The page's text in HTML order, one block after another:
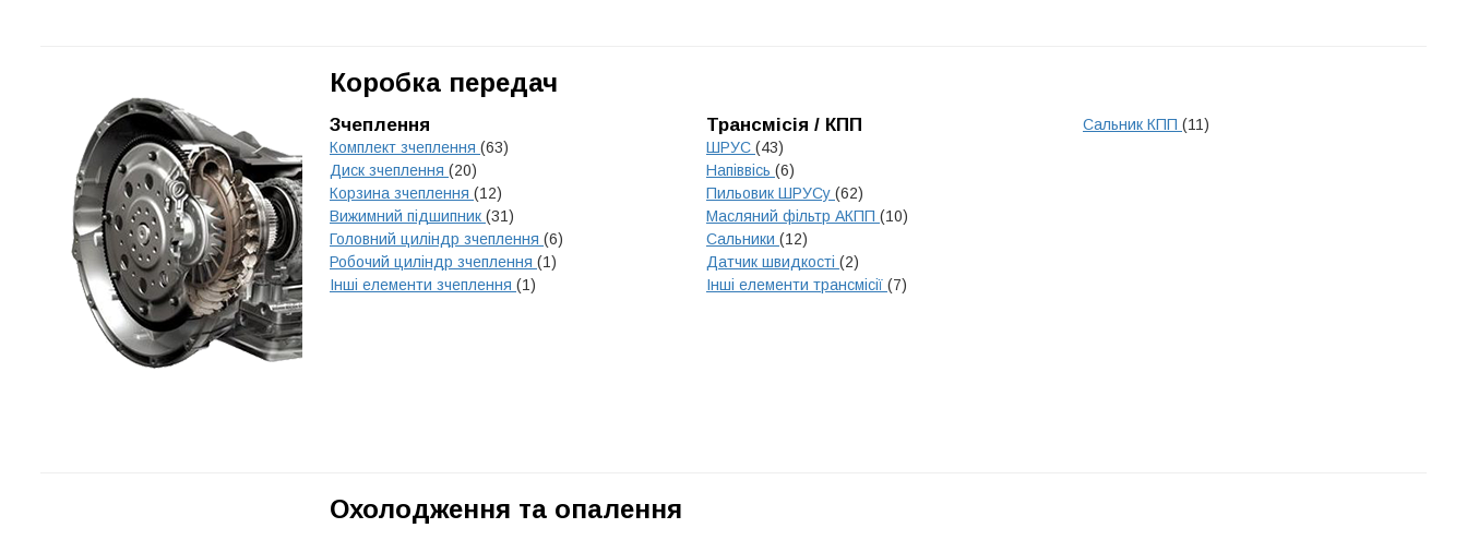
Коробка передач
Зчеплення
Комплект зчеплення (63)
Диск зчеплення (20)
Корзина зчеплення (12)
Вижимний підшипник (31)
Головний циліндр зчеплення (6)
Робочий циліндр зчеплення (1)
Інші елементи зчеплення (1)
Трансмісія / КПП
ШРУС (43)
Напіввісь (6)
Пильовик ШРУСу (62)
Масляний фільтр АКПП (10)
Сальники (12)
Датчик швидкості (2)
Інші елементи трансмісії (7)
Сальник КПП (11)
Охолодження та опалення